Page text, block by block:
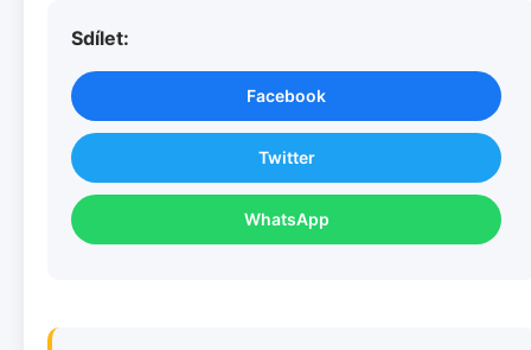
Sdílet:
Facebook
Twitter
WhatsApp